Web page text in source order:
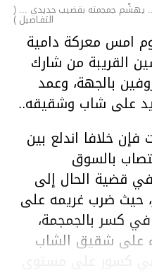
يهشّم جمجمته بقضيب حديدي ... (
التفـاصيل )
امس معركة دامية
القريبة من شارك
بالجهة، وعمد
على شاب وشقيقه..
خلافا اندلع بين
بالسوق
قضية الحال إلى
حيث ضرب غريمه على
كسر بالجمجمة،
على شقيق الشاب
في كسور على مستوى